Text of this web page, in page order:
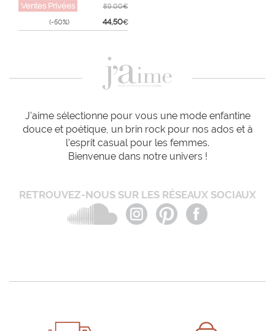
Ventes Privées
(-50%)
89,00€
44,50€
J'aime sélectionne pour vous une mode enfantine
douce et poétique, un brin rock pour nos ados et à
l'esprit casual pour les femmes.
Bienvenue dans notre univers !
RETROUVEZ-NOUS SUR LES RÉSEAUX SOCIAUX